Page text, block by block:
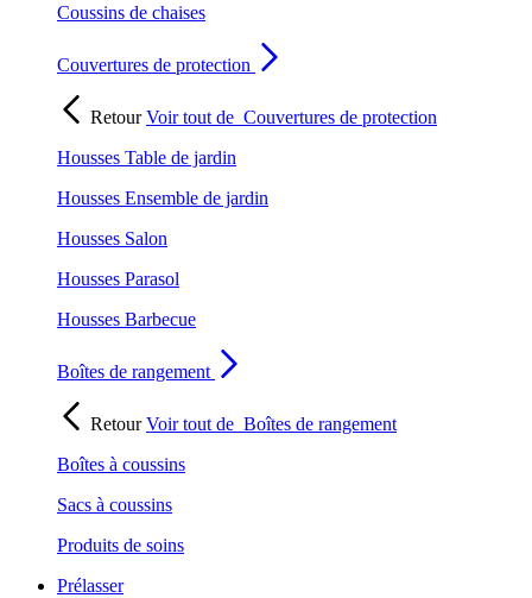
Coussins de chaises
Couvertures de protection
RetourVoir tout de Couvertures de protection
Housses Table de jardin
Housses Ensemble de jardin
Housses Salon
Housses Parasol
Housses Barbecue
Boîtes de rangement
RetourVoir tout de Boîtes de rangement
Boîtes à coussins
Sacs à coussins
Produits de soins
Prélasser